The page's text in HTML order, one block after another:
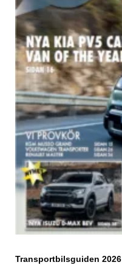
Transportbilsguiden 2026